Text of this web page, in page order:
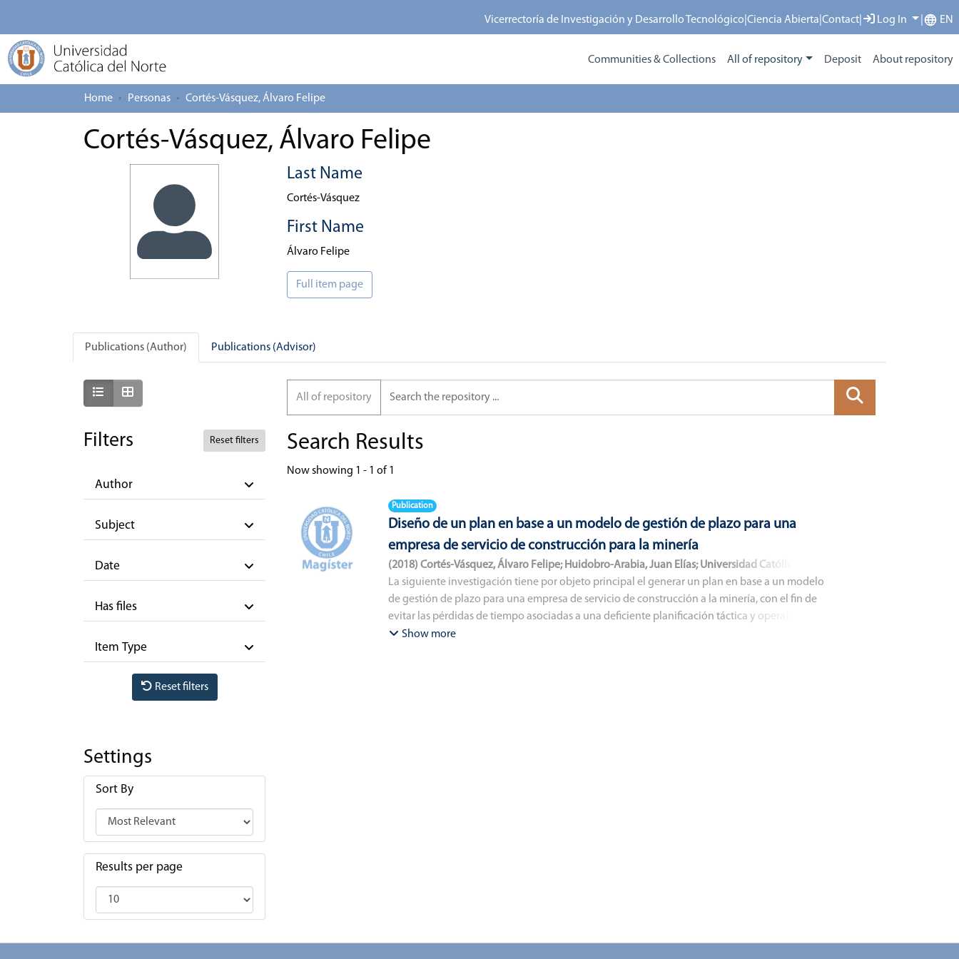
Vicerrectoría de Investigación y Desarrollo Tecnológico |Ciencia Abierta |Contact Log In EN
Communities & Collections All of repository Deposit About repository
Home Personas Cortés-Vásquez, Álvaro Felipe
Cortés-Vásquez, Álvaro Felipe
Last Name
Cortés-Vásquez
First Name
Álvaro Felipe
Full item page
Publications (Author) Publications (Advisor)
Show as list
Filters Reset filters
Author
Subject
Date
Has files
Item Type
Reset filters
Settings
Sort By
Results per page
All of repository
Search Results
Now showing 1 - 1 of 1
Publication
Diseño de un plan en base a un modelo de gestión de plazo para una
empresa de servicio de construcción para la minería
(2018)Cortés-Vásquez, Álvaro Felipe;Huidobro-Arabia, Juan Elías;Universidad Católica del
Norte
La siguiente investigación tiene por objeto principal el generar un plan en base a un modelo
de gestión de plazo para una empresa de servicio de construcción a la minería, con el fin de
evitar las pérdidas de tiempo asociadas a una deficiente planificación táctica y operativa en
la ejecución de proyectos de construcción para la gran minería de Chile.
Show more